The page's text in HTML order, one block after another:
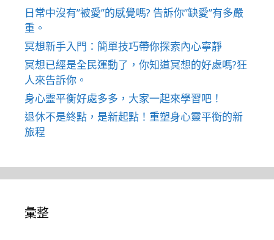
日常中沒有”被愛”的感覺嗎? 告訴你”缺愛”有多嚴
重。
冥想新手入門：簡單技巧帶你探索內心寧靜
冥想已經是全民運動了，你知道冥想的好處嗎?狂
人來告訴你。
身心靈平衡好處多多，大家一起來學習吧！
退休不是終點，是新起點！重塑身心靈平衡的新
旅程
彙整